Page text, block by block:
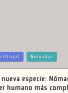
Nomadar
especie:
humano más